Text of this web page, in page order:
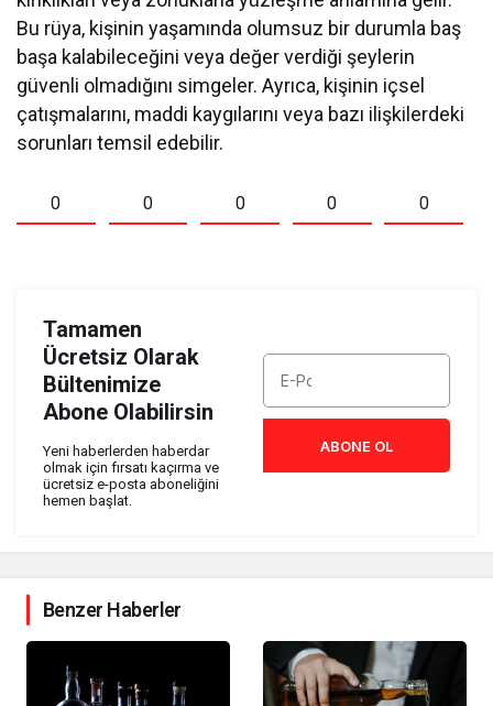
Bu rüya, kişinin yaşamında olumsuz bir durumla baş
başa kalabileceğini veya değer verdiği şeylerin
güvenli olmadığını simgeler. Ayrıca, kişinin içsel
çatışmalarını, maddi kaygılarını veya bazı ilişkilerdeki
sorunları temsil edebilir.
0 0 0 0 0
Tamamen
Ücretsiz Olarak
Bültenimize
Abone Olabilirsin
Yeni haberlerden haberdar
olmak için fırsatı kaçırma ve
ücretsiz e-posta aboneliğini
hemen başlat.
ABONE OL
Benzer Haberler